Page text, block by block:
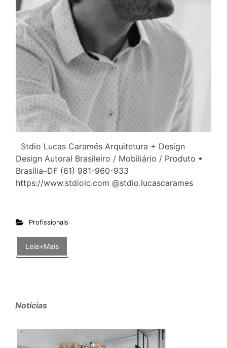
Stdio Lucas Caramés Arquitetura + Design
Design Autoral Brasileiro / Mobiliário / Produto •
Brasília–DF (61) 981-960-933
https://www.stdiolc.com @stdio.lucascarames
Profissionais
Leia+Mais
Notícias